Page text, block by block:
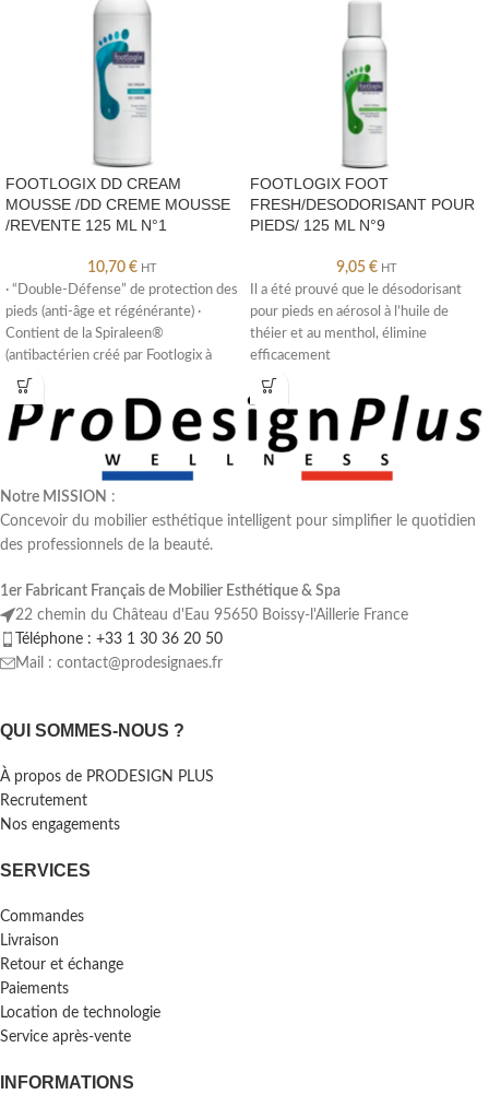
FOOTLOGIX DD CREAM
MOUSSE /DD CREME MOUSSE
/REVENTE 125 ML N°1
10,70 € HT
· “Double-Défense” de protection des
pieds (anti-âge et régénérante) ·
Contient de la Spiraleen®
(antibactérien créé par Footlogix à
partir
FOOTLOGIX FOOT
FRESH/DESODORISANT POUR
PIEDS/ 125 ML N°9
9,05 € HT
Il a été prouvé que le désodorisant
pour pieds en aérosol à l’huile de
théier et au menthol, élimine
efficacement
Notre MISSION :
Concevoir du mobilier esthétique intelligent pour simplifier le quotidien
des professionnels de la beauté.
1er Fabricant Français de Mobilier Esthétique & Spa
22 chemin du Château d'Eau 95650 Boissy-l'Aillerie France
Téléphone : +33 1 30 36 20 50
Mail : contact@prodesignaes.fr
QUI SOMMES-NOUS ?
À propos de PRODESIGN PLUS
Recrutement
Nos engagements
SERVICES
Commandes
Livraison
Retour et échange
Paiements
Location de technologie
Service après-vente
INFORMATIONS